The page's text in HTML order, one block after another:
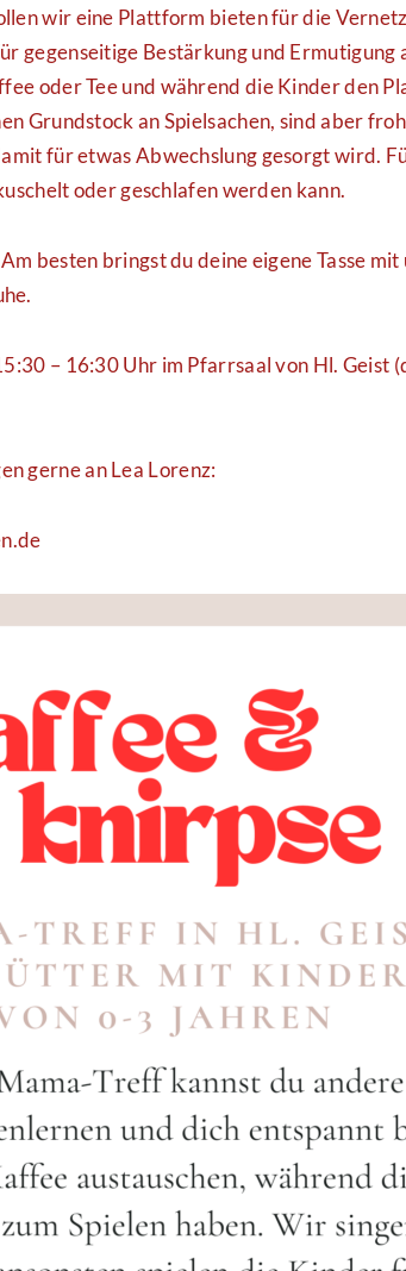
wir eine Plattform bieten für die
gegenseitige Bestärkung und Ermutigung
oder Tee und während die Kinder den
Grundstock an Spielsachen, sind aber
für etwas Abwechslung gesorgt wird.
oder geschlafen werden kann.
besten bringst du deine eigene Tasse
– 16:30 Uhr im Pfarrsaal von Hl. Geist
gerne an Lea Lorenz: